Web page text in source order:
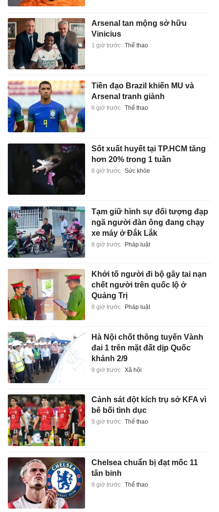
Arsenal tan mộng sở hữu
Vinicius
1 giờ trước Thể thao
Tiền đạo Brazil khiến MU và
Arsenal tranh giành
6 giờ trước Thể thao
Sốt xuất huyết tại TP.HCM tăng
hơn 20% trong 1 tuần
8 giờ trước Sức khỏe
Tạm giữ hình sự đối tượng đạp
ngã người đàn ông đang chạy
xe máy ở Đắk Lắk
8 giờ trước Pháp luật
Khởi tố người đi bộ gây tai nạn
chết người trên quốc lộ ở
Quảng Trị
8 giờ trước Pháp luật
Hà Nội chốt thông tuyến Vành
đai 1 trên mặt đất dịp Quốc
khánh 2/9
9 giờ trước Xã hội
Cảnh sát đột kích trụ sở KFA vì
bê bối tình dục
9 giờ trước Thể thao
Chelsea chuẩn bị đạt mốc 11
tân binh
9 giờ trước Thể thao